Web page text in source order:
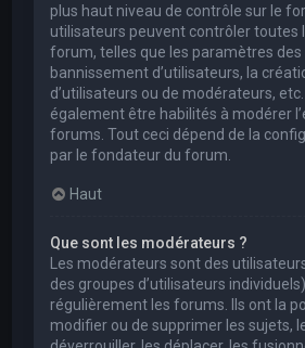
plus haut niveau de contrôle sur le
utilisateurs peuvent contrôler toutes
forum, telles que les paramètres des
bannissement d’utilisateurs, la
d’utilisateurs ou de modérateurs,
également être habilités à modérer
forums. Tout ceci dépend de la
par le fondateur du forum.
Haut
Que sont les modérateurs ?
Les modérateurs sont des
des groupes d’utilisateurs
régulièrement les forums. Ils ont la
modifier ou de supprimer les sujets,